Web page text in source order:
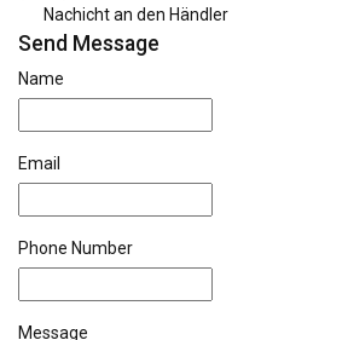
Nachicht an den Händler
Send Message
Name
Email
Phone Number
Message